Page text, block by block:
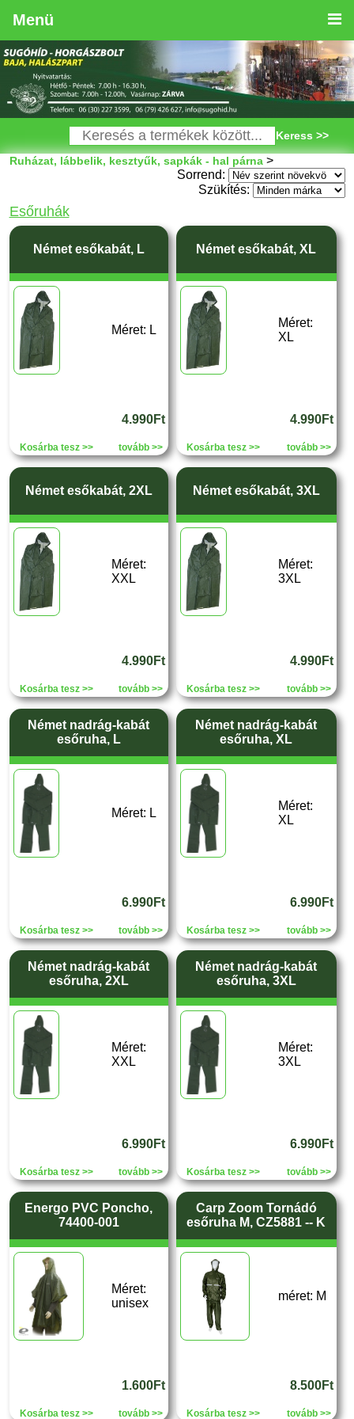
Menü
Keress >>
Ruházat, lábbelik, kesztyűk, sapkák - hal párna>
Sorrend:
Szükítés:
Esőruhák
Német esőkabát, L
Méret: L
4.990Ft
Kosárba tesz >> tovább >>
Német esőkabát, XL
Méret:
XL
4.990Ft
Kosárba tesz >> tovább >>
Német esőkabát, 2XL
Méret:
XXL
4.990Ft
Kosárba tesz >> tovább >>
Német esőkabát, 3XL
Méret:
3XL
4.990Ft
Kosárba tesz >> tovább >>
Német nadrág-kabát
esőruha, L
Méret: L
6.990Ft
Kosárba tesz >> tovább >>
Német nadrág-kabát
esőruha, XL
Méret:
XL
6.990Ft
Kosárba tesz >> tovább >>
Német nadrág-kabát
esőruha, 2XL
Méret:
XXL
6.990Ft
Kosárba tesz >> tovább >>
Német nadrág-kabát
esőruha, 3XL
Méret:
3XL
6.990Ft
Kosárba tesz >> tovább >>
Energo PVC Poncho,
74400-001
Méret:
unisex
1.600Ft
Kosárba tesz >> tovább >>
Carp Zoom Tornádó
esőruha M, CZ5881 -- K
méret: M
8.500Ft
Kosárba tesz >> tovább >>